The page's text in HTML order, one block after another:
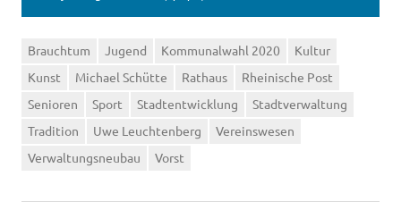
Brauchtum Jugend Kommunalwahl 2020
Kultur
Kunst
Michael Schütte Rathaus
Rheinische Post
Senioren
Sport Stadtentwicklung
Stadtverwaltung
Tradition
Uwe Leuchtenberg
Vereinswesen
Verwaltungsneubau
Vorst